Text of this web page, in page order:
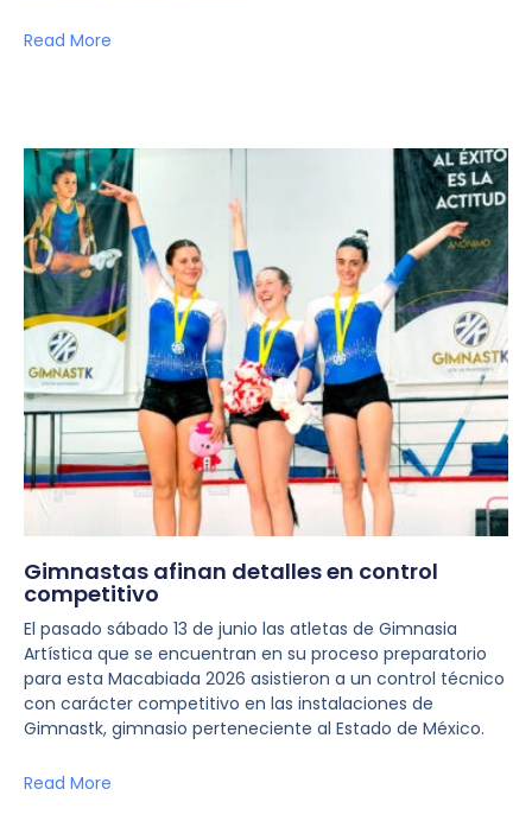
Read More
Gimnastas afinan detalles en control
competitivo
El pasado sábado 13 de junio las atletas de Gimnasia
Artística que se encuentran en su proceso preparatorio
para esta Macabiada 2026 asistieron a un control técnico
con carácter competitivo en las instalaciones de
Gimnastk, gimnasio perteneciente al Estado de México.
Read More